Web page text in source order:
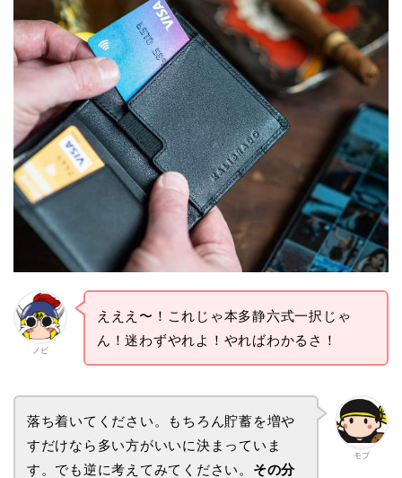
ノビ
えええ〜！これじゃ本多静六式一択じゃ
ん！迷わずやれよ！やればわかるさ！
モブ
落ち着いてください。もちろん貯蓄を増や
すだけなら多い方がいいに決まっていま
す。でも逆に考えてみてください。 その分